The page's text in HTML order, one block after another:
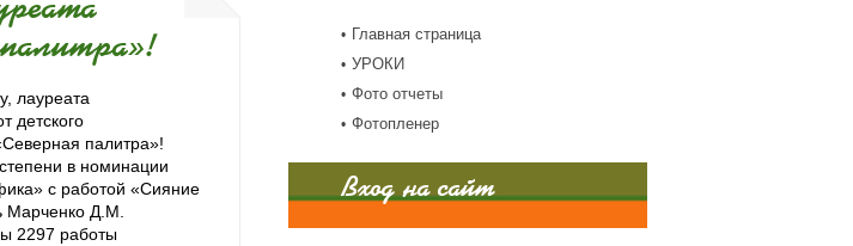
палитра»!
лауреата
детского
палитра»!
в номинации
с работой «Сияние
Марченко Д.М.
2297 работы
Главная страница
УРОКИ
Фото отчеты
Фотопленер
Вход на сайт